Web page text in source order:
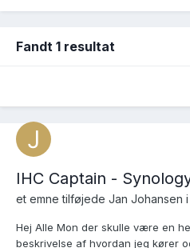
Fandt 1 resultat
IHC Captain -
et emne tilføjede Jan Johansen i
Hej Alle Mon der skulle være en
beskrivelse af hvordan jeg kører